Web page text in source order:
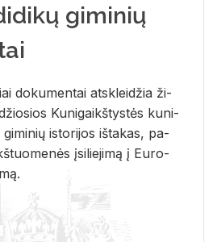
giminių
do­ku­men­tai at­sklei­džia ži­
Ku­ni­gaikš­tys­tės ku­ni­
gi­mi­nių is­to­ri­jos iš­ta­kas, pa­
įsi­lie­ji­mą į Eu­ro­